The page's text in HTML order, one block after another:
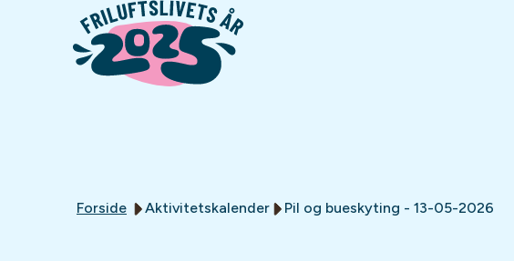
Forside Aktivitetskalender Pil og bueskyting - 13-05-2026